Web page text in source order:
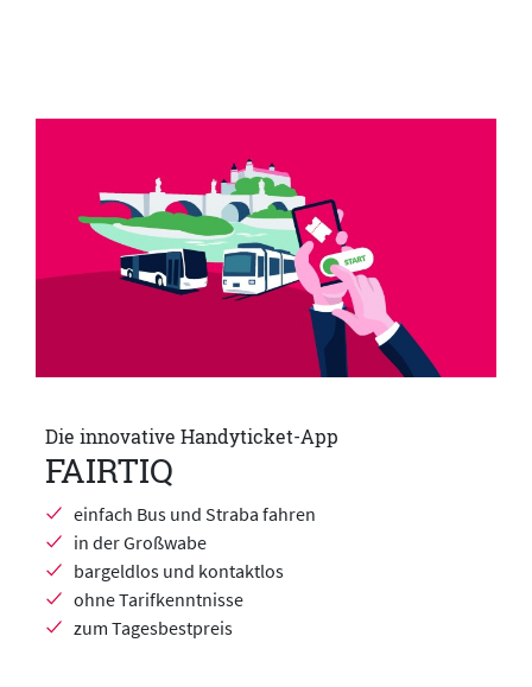
Die innovative Handyticket-App
FAIRTIQ
einfach Bus und Straba fahren
in der Großwabe
bargeldlos und kontaktlos
ohne Tarifkenntnisse
zum Tagesbestpreis